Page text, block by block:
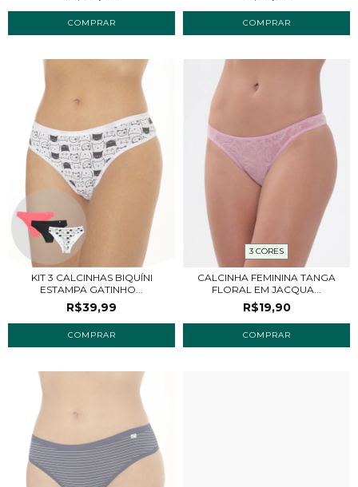
COMPRAR COMPRAR
KIT 3 CALCINHAS BIQUÍNI
ESTAMPA GATINHO...
R$39,99
COMPRAR
3 CORES
CALCINHA FEMININA TANGA
FLORAL EM JACQUA...
R$19,90
COMPRAR